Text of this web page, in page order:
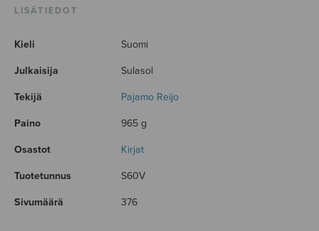
LISÄTIEDOT
Kieli Suomi
Julkaisija Sulasol
Tekijä Pajamo Reijo
Paino 965 g
Osastot Kirjat
Tuotetunnus S60V
Sivumäärä 376